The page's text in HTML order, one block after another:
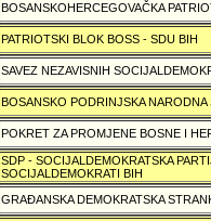
BOSANSKOHERCEGOVAČKA
PATRIOTSKI BLOK BOSS - SDU BIH
SAVEZ NEZAVISNIH
BOSANSKO PODRINJSKA NARODNA
POKRET ZA PROMJENE BOSNE I
SDP - SOCIJALDEMOKRATSKA
SOCIJALDEMOKRATI BIH
GRAÐANSKA DEMOKRATSKA